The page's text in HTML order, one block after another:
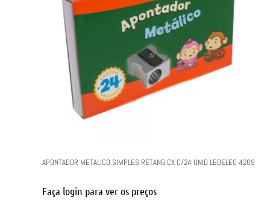
APONTADOR METALICO SIMPLES RETANG CX C/24 UNID LEOELEO 4209
Faça login para ver os preços